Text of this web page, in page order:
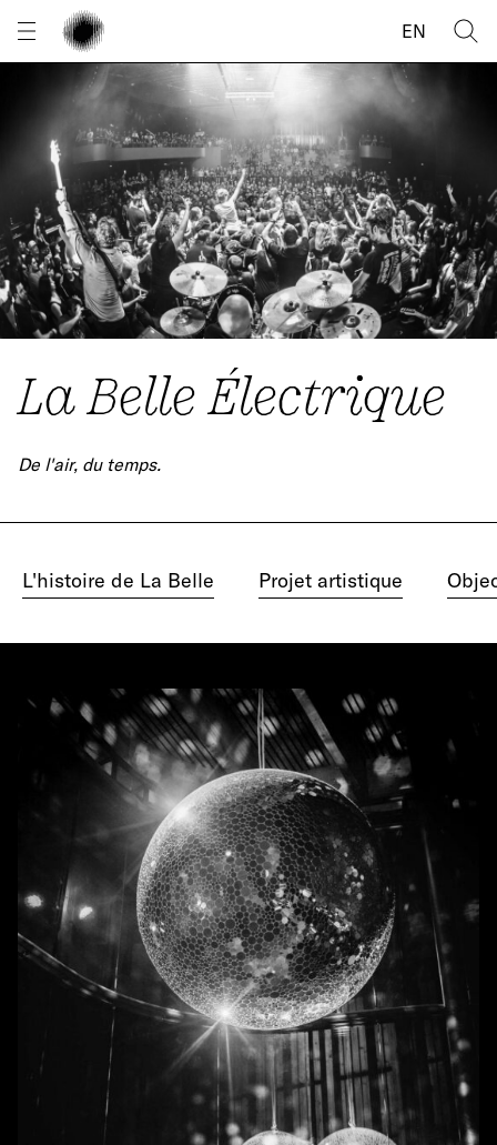
EN
La Belle Électrique
De l'air, du temps.
L'histoire de La Belle Projet artistique
Panneau de gestion des cookies